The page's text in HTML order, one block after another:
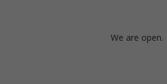
We are open.